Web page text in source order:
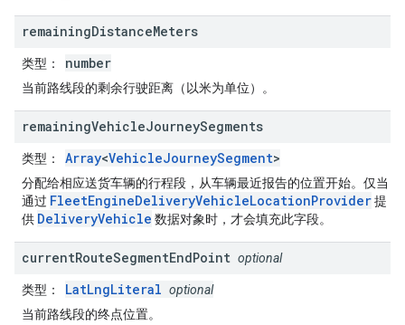
remainingDistanceMeters
类型 ： number
当前路线段的剩余行驶距离（以米为单位）。
remainingVehicleJourneySegments
类型 ： Array<VehicleJourneySegment>
分配给相应送货车辆的行程段，从车辆最近报告的位置开始。仅当
通过 FleetEngineDeliveryVehicleLocationProvider提
供 DeliveryVehicle 数据对象时，才会填充此字段。
currentRouteSegmentEndPoint optional
类型 ： LatLngLiteral optional
当前路线段的终点位置。